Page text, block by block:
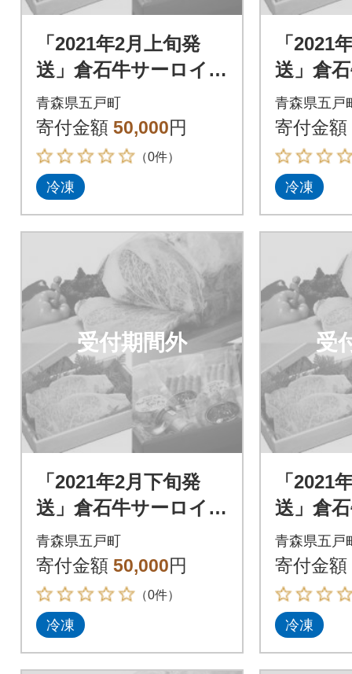
「2021年2月上旬発
送」倉石牛サーロイ
ン 200g×2枚、倉石
牛ウインナーセット
青森県五戸町
寄付金額 50,000円
（0件）
冷凍
「2021
送」倉
ン
牛ウイ
青森県五戸
寄付金額
冷凍
受付期間外
「2021年2月下旬発
送」倉石牛サーロイ
ン 200g×2枚、倉石
牛ウインナーセット
青森県五戸町
寄付金額 50,000円
（0件）
冷凍
受
「2021
送」倉
ン
牛ウイ
青森県五戸
寄付金額
冷凍